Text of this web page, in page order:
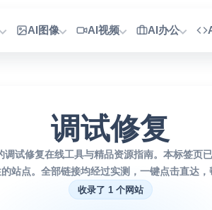
AI图像 AI视频 AI办公
调试修复
试修复在线工具与精品资源指南。本标签页
站点。全部链接均经过实测，一键点击直达，
收录了 1 个网站